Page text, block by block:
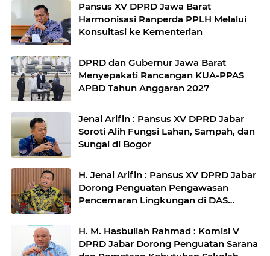
Pansus XV DPRD Jawa Barat
Harmonisasi Ranperda PPLH Melalui
Konsultasi ke Kementerian
DPRD dan Gubernur Jawa Barat
Menyepakati Rancangan KUA-PPAS
APBD Tahun Anggaran 2027
Jenal Arifin : Pansus XV DPRD Jabar
Soroti Alih Fungsi Lahan, Sampah, dan
Sungai di Bogor
H. Jenal Arifin : Pansus XV DPRD Jabar
Dorong Penguatan Pengawasan
Pencemaran Lingkungan di DAS
H. M. Hasbullah Rahmad : Komisi V
DPRD Jabar Dorong Penguatan Sarana